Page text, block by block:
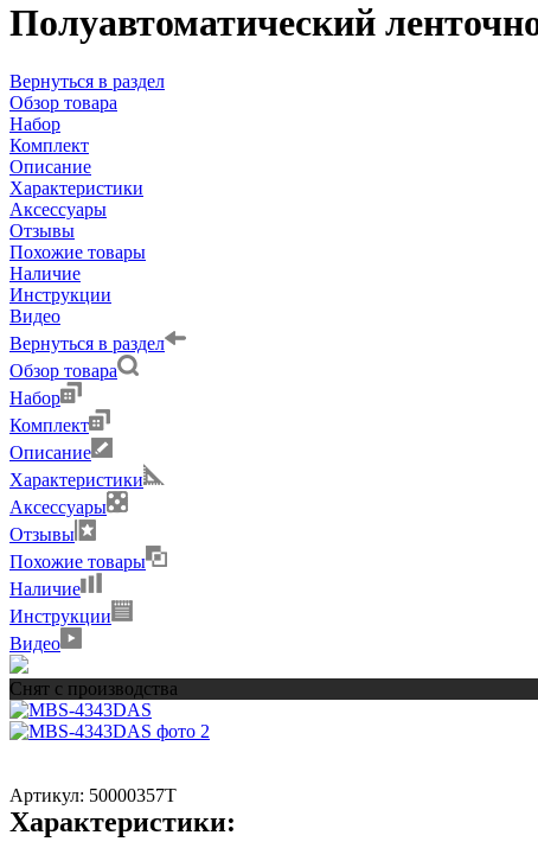
Полуавтоматический
Вернуться в раздел
Обзор товара
Набор
Комплект
Описание
Характеристики
Аксессуары
Отзывы
Похожие товары
Наличие
Инструкции
Видео
Вернуться в раздел
Обзор товара
Набор
Комплект
Описание
Характеристики
Аксессуары
Отзывы
Похожие товары
Наличие
Инструкции
Видео
Снят с производства
Артикул: 50000357T
Характеристики: